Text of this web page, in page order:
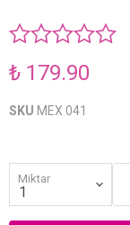
₺ 179.90
SKU MEX 041
Miktar